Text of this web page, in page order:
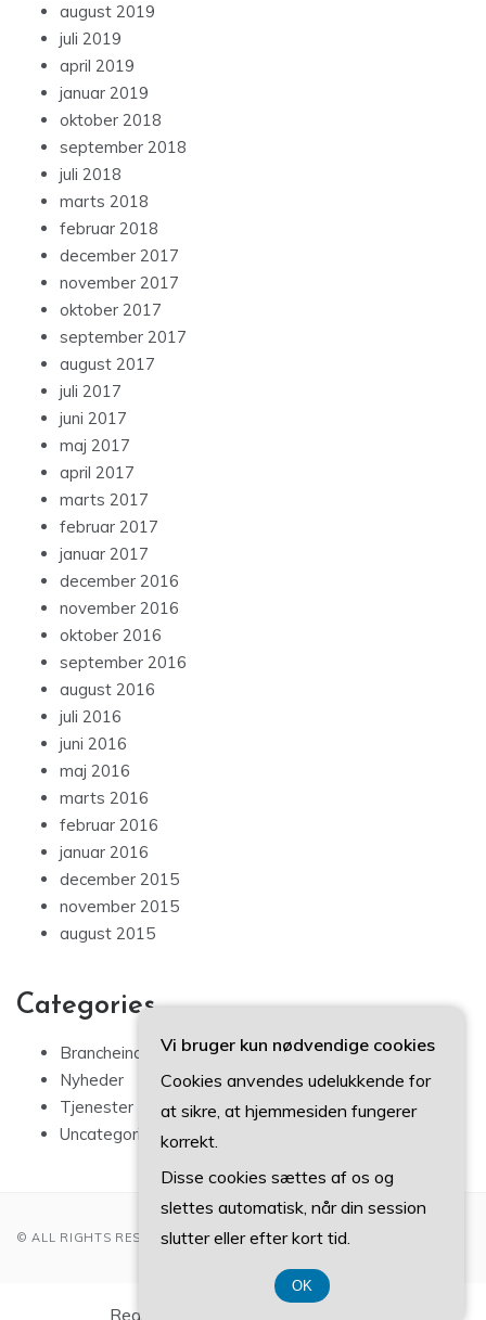
august 2019
juli 2019
april 2019
januar 2019
oktober 2018
september 2018
juli 2018
marts 2018
februar 2018
december 2017
november 2017
oktober 2017
september 2017
august 2017
juli 2017
juni 2017
maj 2017
april 2017
marts 2017
februar 2017
januar 2017
december 2016
november 2016
oktober 2016
september 2016
august 2016
juli 2016
juni 2016
maj 2016
marts 2016
februar 2016
januar 2016
december 2015
november 2015
august 2015
Categories
Brancheindsigt
Nyheder
Tjenester
Uncategorized
© ALL RIGHTS RESERVED 2022
Registreringsnummer 37 40 77 39
Vi bruger kun nødvendige cookies
Cookies anvendes udelukkende for
at sikre, at hjemmesiden fungerer
korrekt.
Disse cookies sættes af os og
slettes automatisk, når din session
slutter eller efter kort tid.
OK